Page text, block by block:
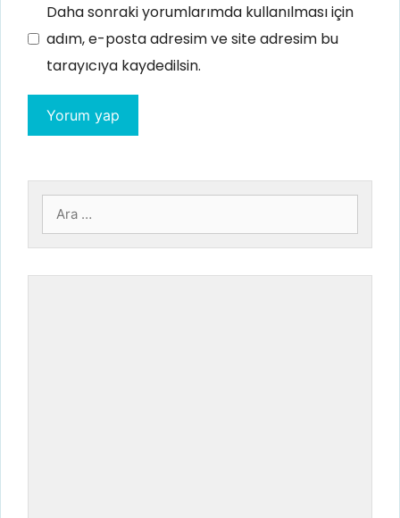
Daha sonraki yorumlarımda kullanılması için
adım, e-posta adresim ve site adresim bu
tarayıcıya kaydedilsin.
için
ara